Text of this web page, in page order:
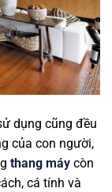
dụng cũng đều
của con người,
thang máy còn
cá tính và